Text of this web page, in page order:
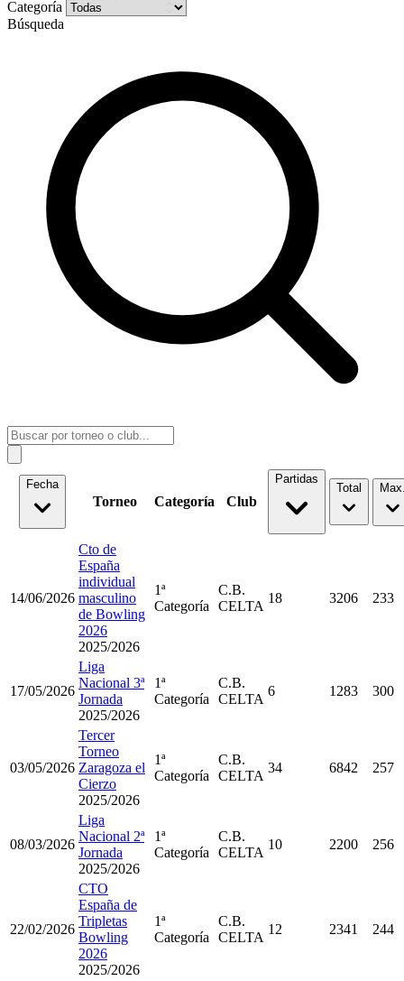
Categoría
Búsqueda
Fecha
Torneo Categoría Club
Partidas
Total
14/06/2026
Cto de
España
individual
masculino
de Bowling
2026
2025/2026
1ª
Categoría
C.B.
CELTA
18 3206 233
17/05/2026
Liga
Nacional 3ª
Jornada
2025/2026
1ª
Categoría
C.B.
CELTA
6 1283 300
03/05/2026
Tercer
Torneo
Zaragoza el
Cierzo
2025/2026
1ª
Categoría
C.B.
CELTA
34 6842 257
08/03/2026
Liga
Nacional 2ª
Jornada
2025/2026
1ª
Categoría
C.B.
CELTA
10 2200 256
22/02/2026
CTO
España de
Tripletas
Bowling
2026
2025/2026
1ª
Categoría
C.B.
CELTA
12 2341 244